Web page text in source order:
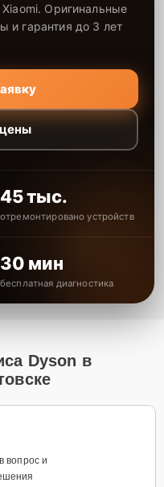
Оригинальные
и гарантия до 3 лет
45 тыс.
отремонтировано устройств
30 мин
бесплатная диагностика
Dyson в
вопрос и